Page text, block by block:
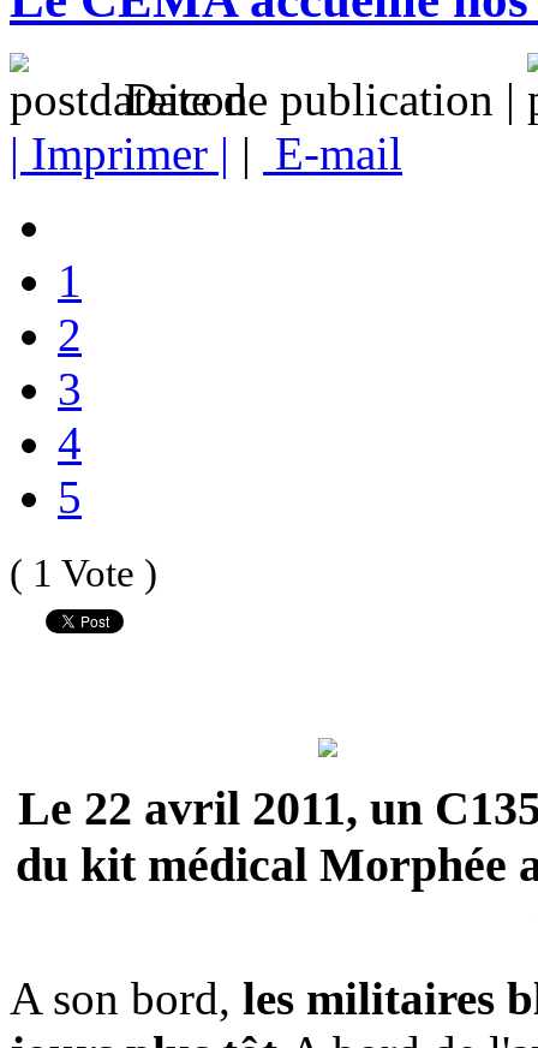
Date de publication |
| Imprimer | | E-mail
1
2
3
4
5
( 1 Vote )
Le 22 avril 2011, un
du kit médical Morphée
A son bord, les militaires